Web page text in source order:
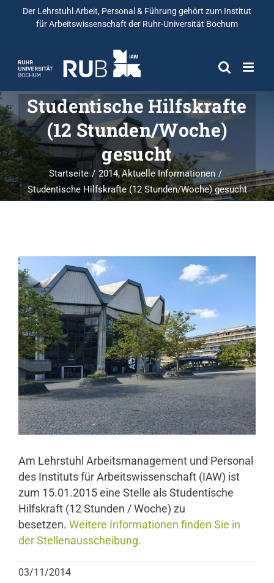
Der Lehrstuhl Arbeit, Personal & Führung gehört zum Institut
für Arbeitswissenschaft der Ruhr-Universität Bochum
Studentische Hilfskrafte
(12 Stunden/Woche)
gesucht
Startseite 2014 Aktuelle Informationen
Studentische Hilfskrafte (12 Stunden/Woche) gesucht
Am Lehrstuhl Arbeitsmanagement und Personal
des Instituts für Arbeitswissenschaft (IAW) ist
zum 15.01.2015 eine Stelle als Studentische
Hilfskraft (12 Stunden / Woche) zu
besetzen. Weitere Informationen finden Sie in
der Stellenausscheibung.
03/11/2014